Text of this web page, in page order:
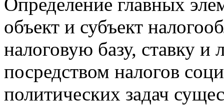
объект и субъект
налоговую базу, ставку и
посредством налогов
политических задач